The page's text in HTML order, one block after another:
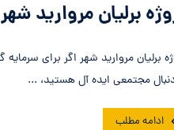
برلیان مروارید شهر
مجتمعی ایده آل هستید، ...
ادامه مطلب